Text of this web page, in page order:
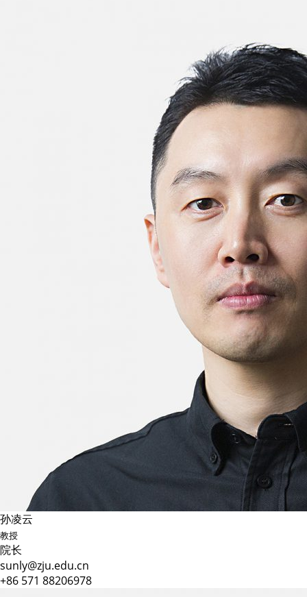
孙凌云
教授
院长
sunly@zju.edu.cn
+86 571 88206978